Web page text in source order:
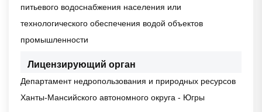
питьевого водоснабжения населения или
технологического обеспечения водой объектов
промышленности
Лицензирующий орган
Департамент недропользования и природных ресурсов
Ханты-Мансийского автономного округа - Югры